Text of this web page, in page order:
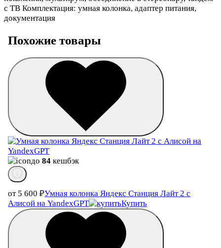
с ТВ Комплектация: умная колонка, адаптер питания,
документация
Похожие товары
до84 кешбэк
от 5 600₽Умная колонка Яндекс Станция Лайт 2 с
Алисой на YandexGPT
Купить